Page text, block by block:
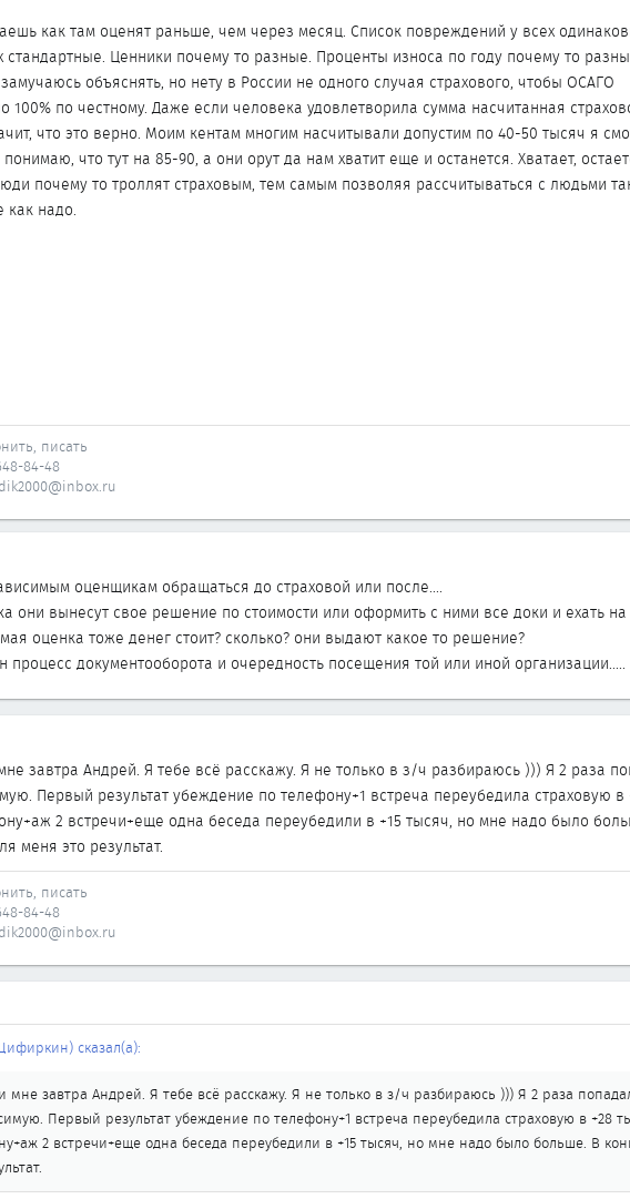
как там оценят раньше, чем через месяц. Список повреждений у всех
стандартные. Ценники почему то разные. Проценты износа по году почему то
объяснять, но нету в России не одного случая страхового, чтобы ОСАГО
100% по честному. Даже если человека удовлетворила сумма насчитанная
что это верно. Моим кентам многим насчитывали допустим по 40-50 тысяч я
что тут на 85-90, а они орут да нам хватит еще и останется. Хватает,
почему то троллят страховым, тем самым позволяя рассчитываться с людьми
как надо.
писать
84-48
оценщикам обращаться до страховой или после....
они вынесут свое решение по стоимости или оформить с ними все доки и ехать
оценка тоже денег стоит? сколько? они выдают какое то решение?
процесс документооборота и очередность посещения той или иной организации.....
завтра Андрей. Я тебе всё расскажу. Я не только в з/ч разбираюсь ))) Я 2 раза
Первый результат убеждение по телефону+1 встреча переубедила страховую
2 встречи+еще одна беседа переубедили в +15 тысяч, но мне надо было
меня это результат.
писать
84-48
сказал(а):
мне завтра Андрей. Я тебе всё расскажу. Я не только в з/ч разбираюсь ))) Я 2 раза
Первый результат убеждение по телефону+1 встреча переубедила страховую в +28
2 встречи+еще одна беседа переубедили в +15 тысяч, но мне надо было больше. В